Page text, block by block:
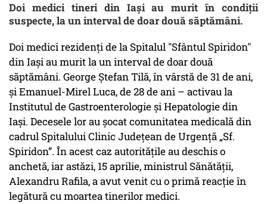
Doi medici tineri din Iași au murit în condiții
suspecte, la un interval de doar două săptămâni.
Doi medici rezidenți de la Spitalul "Sfântul Spiridon"
din Iași au murit la un interval de doar două
săptămâni. George Ștefan Tilă, în vârstă de 31 de ani,
și Emanuel-Mirel Luca, de 28 de ani – activau la
Institutul de Gastroenterologie și Hepatologie din
Iași. Decesele lor au șocat comunitatea medicală din
cadrul Spitalului Clinic Județean de Urgență „Sf.
Spiridon”. În acest caz autoritățile au deschis o
anchetă, iar astăzi, 15 aprilie, ministrul Sănătăţii,
Alexandru Rafila, a avut venit cu o primă reacție în
legătură cu moartea tinerilor medici.